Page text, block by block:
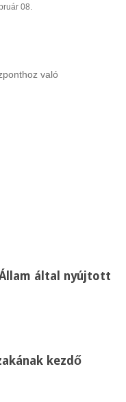
08.
való
által nyújtott
kezdő